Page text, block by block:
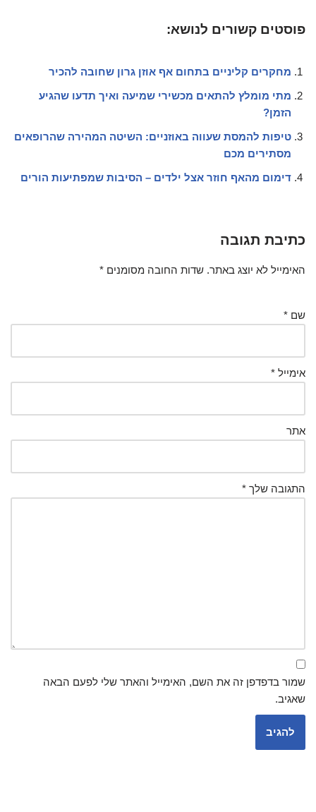
פוסטים קשורים לנושא:
מחקרים קליניים בתחום אף אוזן גרון שחובה להכיר
מתי מומלץ להתאים מכשירי שמיעה ואיך תדעו שהגיע
הזמן?
טיפות להמסת שעווה באוזניים: השיטה המהירה שהרופאים
מסתירים מכם
דימום מהאף חוזר אצל ילדים – הסיבות שמפתיעות הורים
כתיבת תגובה
האימייל לא יוצג באתר. שדות החובה מסומנים *
שם *
אימייל *
אתר
התגובה שלך *
שמור בדפדפן זה את השם, האימייל והאתר שלי לפעם הבאה
שאגיב.